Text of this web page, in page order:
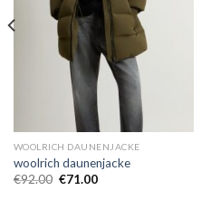
WOOLRICH DAUNENJACKE
woolrich daunenjacke
€92.00 €71.00